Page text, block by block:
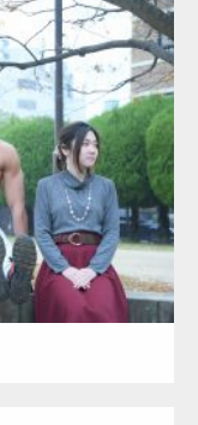
細マッチョ) 腹筋